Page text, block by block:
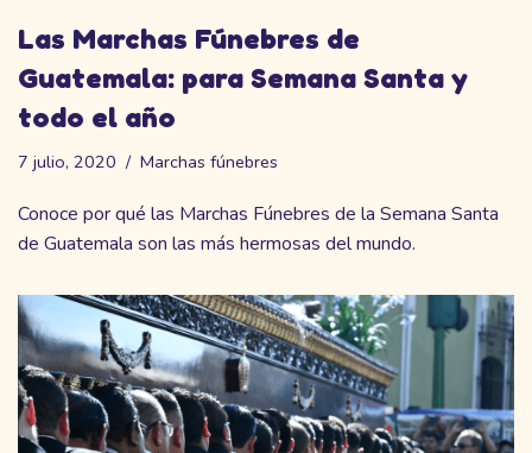
Las Marchas Fúnebres de
Guatemala: para Semana Santa y
todo el año
7 julio, 2020 Marchas fúnebres
Conoce por qué las Marchas Fúnebres de la Semana Santa
de Guatemala son las más hermosas del mundo.